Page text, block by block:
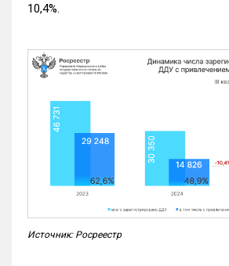
10,4%.
Источник: Росреестр